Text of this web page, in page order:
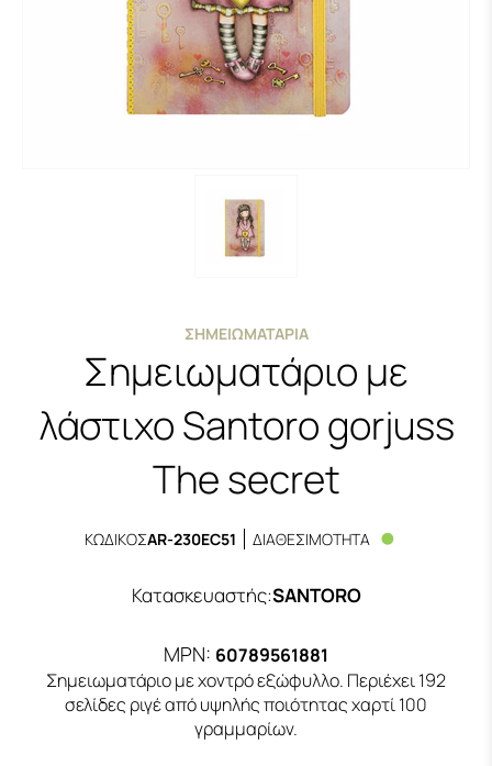
ΣΗΜΕΙΩΜΑΤΆΡΙΑ
Σημειωματάριο με
λάστιχο Santoro gorjuss
The secret
ΚΩΔΙΚΟΣAR-230EC51 ΔΙΑΘΕΣΙΜΟΤΗΤΑ
Κατασκευαστής:SANTORO
MPN: 60789561881
Σημειωματάριο με χοντρό εξώφυλλο. Περιέχει 192
σελίδες ριγέ από υψηλής ποιότητας χαρτί 100
γραμμαρίων.